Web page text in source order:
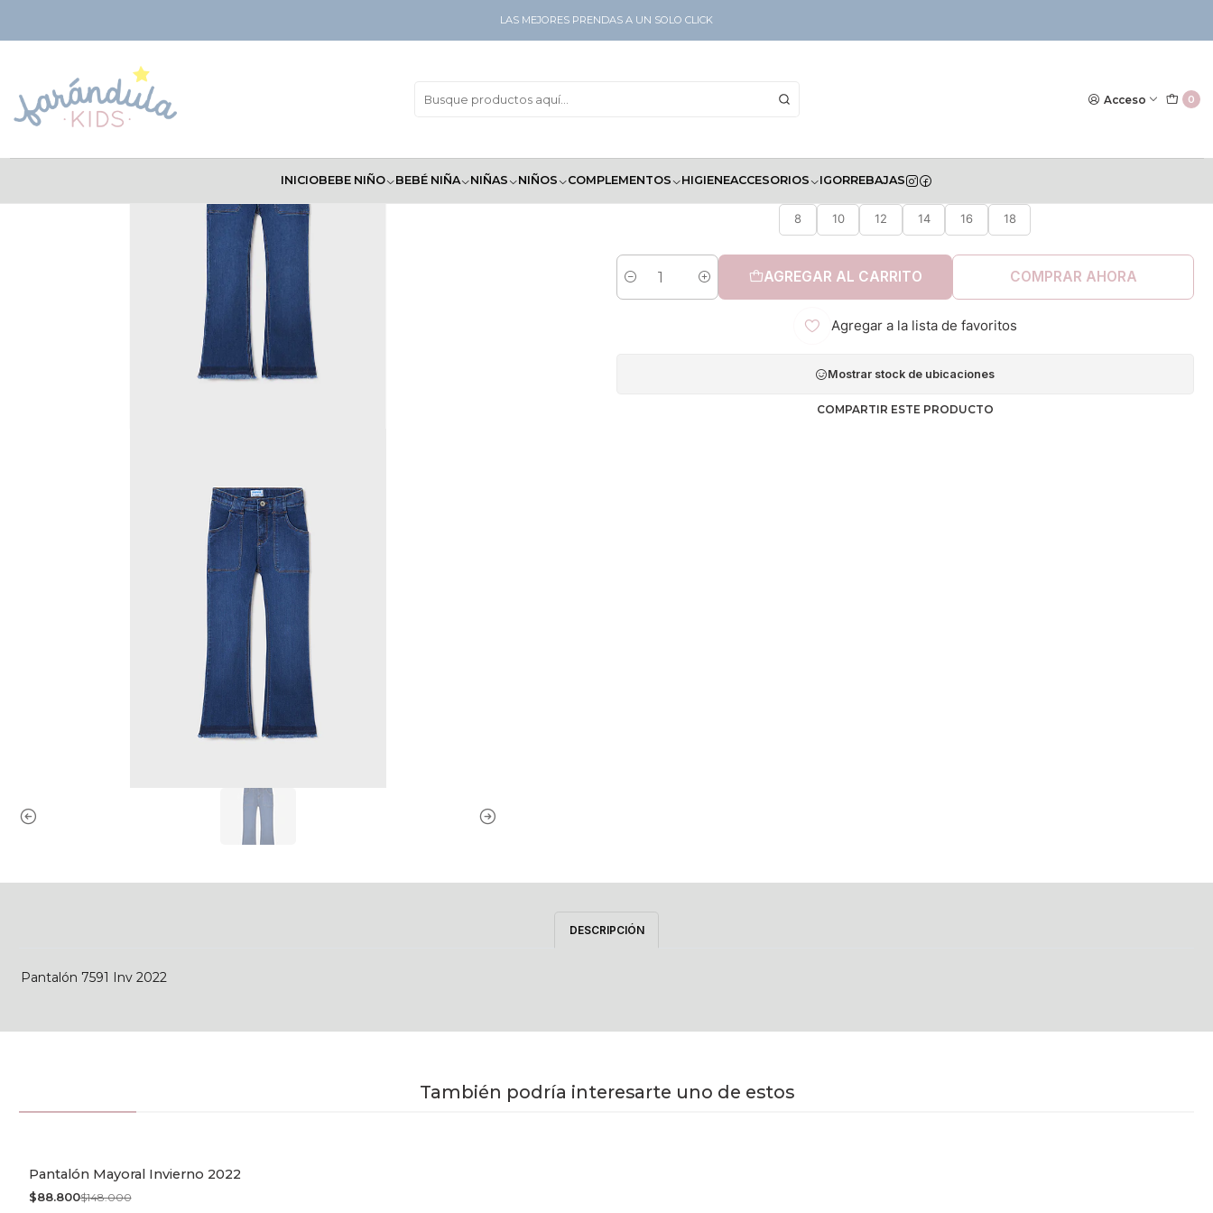
Acceso 0
INICIOBEBE NIÑO BEBÉ NIÑA NIÑAS NIÑOS COMPLEMENTOS HIGIENEACCESORIOS IGORREBAJAS
LAS MEJORES PRENDAS A UN SOLO CLICK
Pantalón Mayoral Invierno 2022
8
10 12 14 16 18
Cantidad
AGREGAR AL CARRITO COMPRAR AHORA
Agregar a la lista de favoritos
Mostrar stock de ubicaciones
COMPARTIR ESTE PRODUCTO
DESCRIPCIÓN
Pantalón 7591 Inv 2022
También podría interesarte uno de estos
-40% OFF
Pantalón Mayoral Invierno 2022
$88.800$148.000